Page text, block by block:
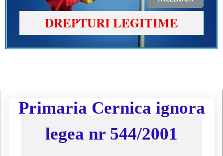
DREPTURI LEGITIME
Primaria Cernica ignora
legea nr 544/2001